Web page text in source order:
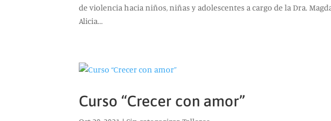
de violencia hacia niños, niñas y adolescentes a cargo de la Dra.
Alicia...
Curso “Crecer con amor”